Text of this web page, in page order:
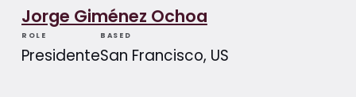
Jorge Giménez Ochoa
ROLE
Presidente
BASED
San Francisco, US